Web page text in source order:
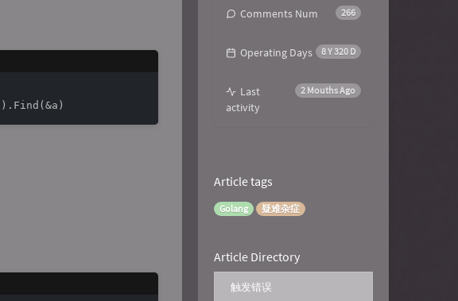
266
Comments Num
8 Y 320 D
Operating Days
2 Mouths Ago
Last
activity
Article tags
Golang 疑难杂症
Article Directory
触发错误